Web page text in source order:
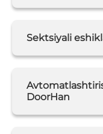
Sektsiyali
DoorHan